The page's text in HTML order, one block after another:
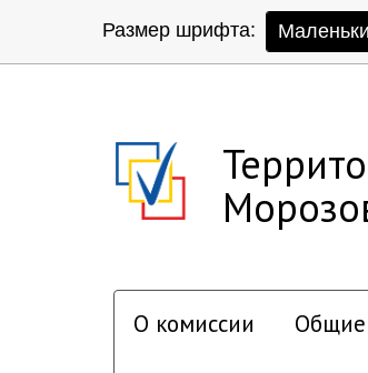
Размер шрифта:
О комиссии Общие